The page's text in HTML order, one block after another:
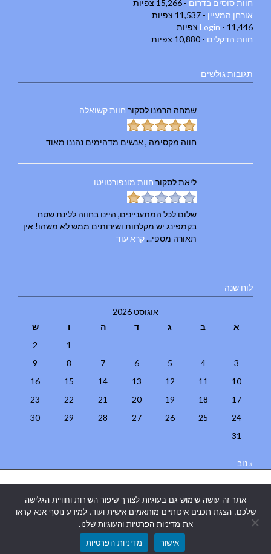
חוות סוסים בדרום - 15,266 צפיות
אורחן המעיין - 11,537 צפיות
Login - 11,446 צפיות
חוות הדקלים - 10,880 צפיות
תגובות גולשים
שמחה הרמנו לסקור חוות קשואלה
חווה מקסימה , אנשים מדהימים נהננו מאוד
ליאתלסקור חוות מונפורטויטו
שלום לכל המתעניינים, היינו בחווה ללינת שטח
בקמפינג יש מקלחות ושירותים ממש לא משהו! אין
תאורה מספי...קרא עוד
לוח שנה
אוגוסט 2026
א
ב ג ד ה ו
ש
1
2
3
4
5
6
7
8
9
10
11
12
13
14
15
16
17
18
19
20
21
22
23
24
25
26
27
28
29
30
31
« נוב
אתרים בבאר שבע|
אתר זה עושה שימוש גם בעוגיות לצורך שיפור השירות וחוויית הגלישה
שלכם, הצגת תכנים איכותיים מותאמים אישית ועוד. למידע נוסף אנא קראו
את מדיניות הפרטיות והעוגיות שלנו.
אישור
מדיניות הפרטיות